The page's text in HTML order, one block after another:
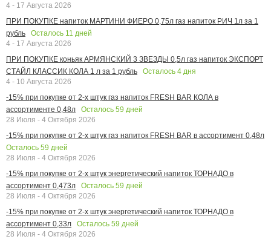
4 - 17 Августа 2026
ПРИ ПОКУПКЕ напиток МАРТИНИ ФИЕРО 0,75л газ напиток РИЧ 1л за 1
рубль
Осталось 11 дней
4 - 17 Августа 2026
ПРИ ПОКУПКЕ коньяк АРМЯНСКИЙ 3 ЗВЕЗДЫ 0,5л газ напиток ЭКСПОРТ
СТАЙЛ КЛАССИК КОЛА 1 л за 1 рубль
Осталось 4 дня
4 - 10 Августа 2026
-15% при покупке от 2-х штук газ напиток FRESH BAR КОЛА в
ассортименте 0,48л
Осталось 59 дней
28 Июля - 4 Октября 2026
-15% при покупке от 2-х штук газ напиток FRESH BAR в ассортимент 0,48л
Осталось 59 дней
28 Июля - 4 Октября 2026
-15% при покупке от 2-х штук энергетический напиток ТОРНАДО в
ассортимент 0,473л
Осталось 59 дней
28 Июля - 4 Октября 2026
-15% при покупке от 2-х штук энергетический напиток ТОРНАДО в
ассортимент 0,33л
Осталось 59 дней
28 Июля - 4 Октября 2026